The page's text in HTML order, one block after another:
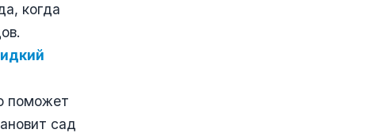
когда
поможет
сад